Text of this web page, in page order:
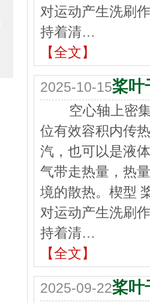
对运动产生洗刷
持着清…
【全文】
2025-10-15桨叶
空心轴上密集
位有效容积内传
汽，也可以是液
气带走热量，热
境的散热。楔型
对运动产生洗刷
持着清…
【全文】
2025-09-22桨叶